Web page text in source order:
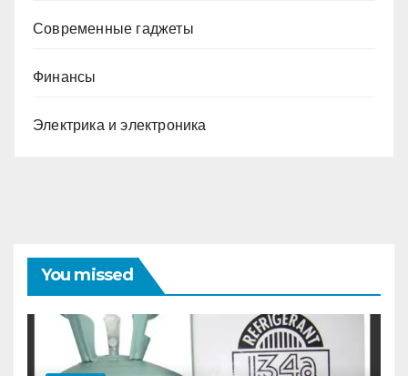
Современные гаджеты
Финансы
Электрика и электроника
You missed